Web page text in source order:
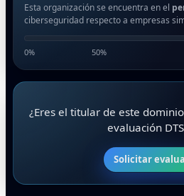
Esta organización se encuentra en el
ciberseguridad respecto a empresas
0% 50%
¿Eres el titular de este
evaluación
Solicitar